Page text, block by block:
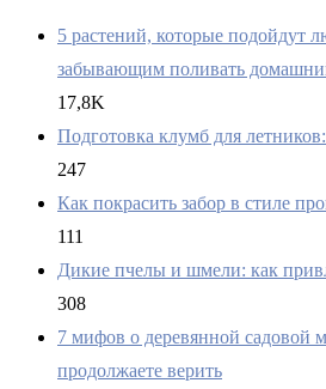
5 растений, которые подойдут
забывающим поливать
17,8K
Подготовка клумб для
247
Как покрасить забор в стиле
111
Дикие пчелы и шмели: как
308
7 мифов о деревянной садовой
продолжаете верить